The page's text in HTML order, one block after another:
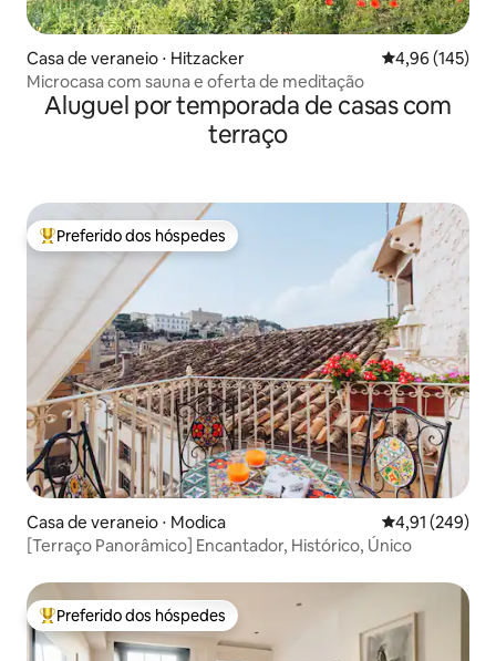
Casa de veraneio ⋅ Hitzacker 4,96 de uma
4,96 (145)
Microcasa com sauna e oferta de meditação
Aluguel por temporada de casas com
terraço
Entre os melhores preferidos dos hóspedes
Preferido dos hóspedes
Casa de veraneio ⋅ Modica 4,91 de uma
4,91 (249)
[Terraço Panorâmico] Encantador, Histórico, Único
Entre os melhores preferidos dos hóspedes
Preferido dos hóspedes